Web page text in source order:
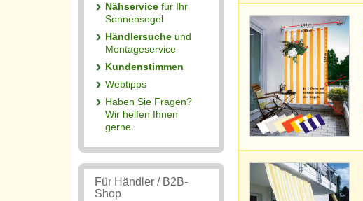
Nähservice für Ihr
Sonnensegel
Händlersuche und
Montageservice
Kundenstimmen
Webtipps
Haben Sie Fragen?
Wir helfen Ihnen
gerne.
Für Händler / B2B-
Shop